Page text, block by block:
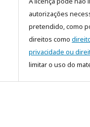
autorizações
pretendido, como
direitos como
privacidade ou
limitar o uso do